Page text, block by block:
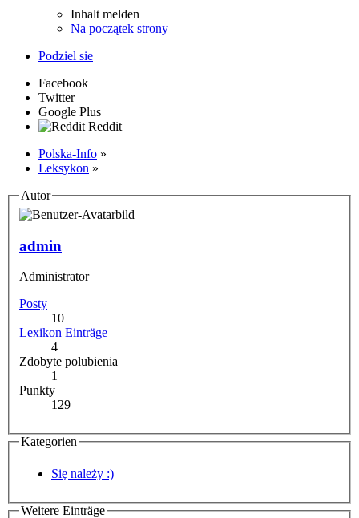
Inhalt melden
Na początek strony
Podziel sie
Facebook
Twitter
Google Plus
Reddit
Polska-Info »
Leksykon »
Autor
admin
Administrator
Posty
10
Lexikon Einträge
4
Zdobyte polubienia
1
Punkty
129
Kategorien
Się należy :)
Weitere Einträge